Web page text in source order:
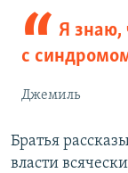
Я знаю,
с
Джемиль
Братья
власти